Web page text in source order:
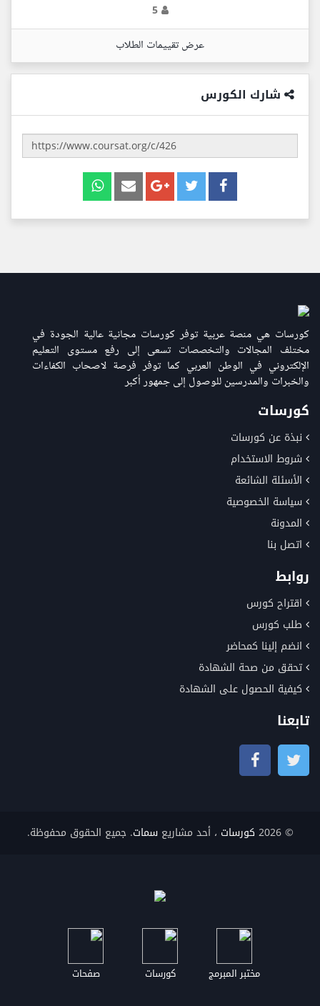
5
عرض تقييمات الطلاب
شارك الكورس
كورسات هي منصة عربية توفر كورسات مجانية عالية الجودة في
مختلف المجالات والتخصصات تسعى إلى رفع مستوى التعليم
الإلكتروني في الوطن العربي كما توفر فرصة لاصحاب الكفاءات
والخبرات والمدرسين للوصول إلى جمهور أكبر
كورسات
نبذة عن كورسات
شروط الاستخدام
الأسئلة الشائعة
سياسة الخصوصية
المدونة
اتصل بنا
روابط
اقتراح كورس
طلب كورس
انضم إلينا كمحاضر
تحقق من صحة الشهادة
كيفية الحصول على الشهادة
تابعنا
© 2026 كورسات ، أحد مشاريعسمات. جميع الحقوق محفوظة.
مختبر المبرمج كورسات صفحات